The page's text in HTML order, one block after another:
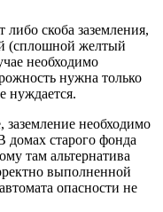
скоба заземления,
(сплошной желтый
необходимо
нужна только
нуждается.
заземление необходимо
домах старого фонда
там альтернатива
выполненной
опасности не